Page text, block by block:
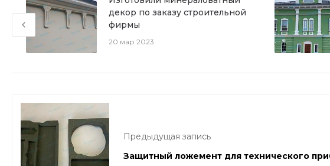
декор по заказу строительной
фирмы
20 мар 2023
Предыдущая запись
Защитный ложемент для технического